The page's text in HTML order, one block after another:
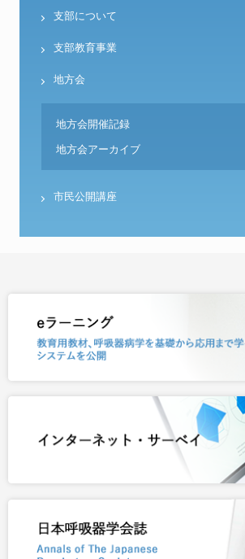
支部について
支部教育事業
地方会
地方会開催記録
地方会アーカイブ
市民公開講座